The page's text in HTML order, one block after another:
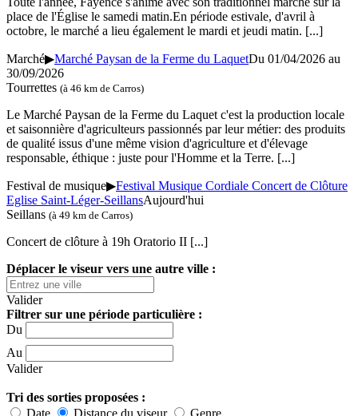
place de l'Église le samedi matin.En période estivale, d'avril à
octobre, le marché a lieu également le mardi et jeudi matin. [...]
Marché▶Marché Paysan de la Ferme du LaquetDu 01/04/2026 au
30/09/2026
Tourrettes (à 46 km de Carros)
Le Marché Paysan de la Ferme du Laquet c'est la production locale
et saisonnière d'agriculteurs passionnés par leur métier: des produits
de qualité issus d'une même vision d'agriculture et d'élevage
responsable, éthique : juste pour l'Homme et la Terre. [...]
Festival de musique▶Festival Musique Cordiale Concert de Clôture
Eglise Saint-Léger-SeillansAujourd'hui
Seillans (à 49 km de Carros)
Concert de clôture à 19h Oratorio II [...]
Déplacer le viseur vers une autre ville :
Valider
Filtrer sur une période particulière :
Du
Au
Valider
Tri des sorties proposées :
Date
Distance du viseur Genre